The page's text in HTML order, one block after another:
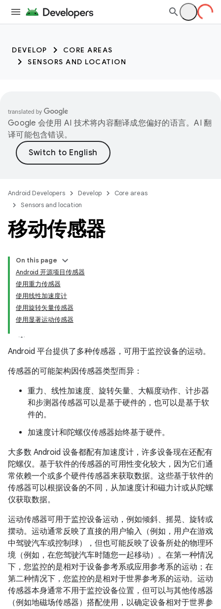
trait:citc trait:citc
DEVELOP
CORE AREAS
SENSORS AND LOCATION
Google 会使用 AI 技术将内容翻译成您偏好的语言。AI 翻
译可能包含错误。
Android Developers Develop
Core areas
Sensors and location
移动传感器
On this page
Android 开源项目传感器
使用重力传感器
使用线性加速度计
使用旋转矢量传感器
使用显著运动传感器
Android 平台提供了多种传感器，可用于监控设备的运动。
传感器的可能架构因传感器类型而异：
重力、线性加速度、旋转矢量、大幅度动作、计步器
和步测器传感器可以是基于硬件的，也可以是基于软
件的。
加速度计和陀螺仪传感器始终基于硬件。
大多数 Android 设备都配有加速度计，许多设备现在还配有
陀螺仪。基于软件的传感器的可用性变化较大，因为它们通
常依赖一个或多个硬件传感器来获取数据。这些基于软件的
传感器可以根据设备的不同，从加速度计和磁力计或从陀螺
仪获取数据。
运动传感器可用于监控设备运动，例如倾斜、摇晃、旋转或
摆动。运动通常反映了直接的用户输入（例如，用户在游戏
中驾驶汽车或控制球），但也可能反映了设备所处的物理环
境（例如，在您驾驶汽车时随您一起移动）。在第一种情况
下，您监控的是相对于设备参考系或应用参考系的运动；在
第二种情况下，您监控的是相对于世界参考系的运动。运动
传感器本身通常不用于监控设备位置，但可以与其他传感器
（例如地磁场传感器）搭配使用，以确定设备相对于世界参